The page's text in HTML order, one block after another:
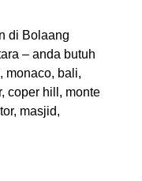
di Bolaang
– anda butuh
monaco, bali,
coper hill, monte
masjid,